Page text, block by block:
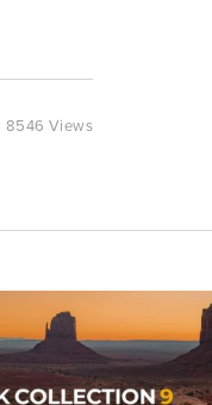
8546 Views